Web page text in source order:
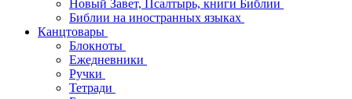
Новый Завет, Псалтырь, книги Библии
Библии на иностранных языках
Канцтовары
Блокноты
Ежедневники
Ручки
Тетради